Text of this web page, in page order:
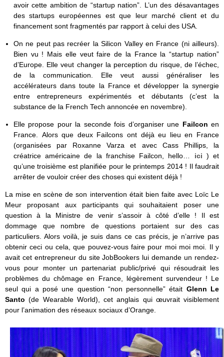
avoir cette ambition de “startup nation”. L’un des désavantages
des startups européennes est que leur marché client et du
financement sont fragmentés par rapport à celui des USA.
On ne peut pas recréer la Silicon Valley en France (ni ailleurs).
Bien vu ! Mais elle veut faire de la France la “startup nation”
d’Europe. Elle veut changer la perception du risque, de l’échec,
de la communication. Elle veut aussi généraliser les
accélérateurs dans toute la France et développer la synergie
entre entrepreneurs expérimentés et débutants (c’est la
substance de la French Tech annoncée en novembre).
Elle propose pour la seconde fois d’organiser une Failconen
France. Alors que deux Failcons ont déjà eu lieu en France
(organisées par Roxanne Varza et avec Cass Phillips, la
créatrice américaine de la franchise Failcon, hello… ici ) et
qu’une troisième est planifiée pour le printemps 2014 ! Il faudrait
arrêter de vouloir créer des choses qui existent déjà !
La mise en scène de son intervention était bien faite avec Loïc Le
Meur proposant aux participants qui souhaitaient poser une
question à la Ministre de venir s’assoir à côté d’elle ! Il est
dommage que nombre de questions portaient sur des cas
particuliers. Alors voilà, je suis dans ce cas précis, je n’arrive pas
obtenir ceci ou cela, que pouvez-vous faire pour moi moi moi. Il y
avait cet entrepreneur du site JobBookers lui demande un rendez-
vous pour monter un partenariat public/privé qui résoudrait les
problèmes du chômage en France, légèrement survendeur ! Le
seul qui a posé une question “non personnelle” était Glenn Le
Santo (de Wearable World), cet anglais qui œuvrait visiblement
pour l’animation des réseaux sociaux d’Orange.